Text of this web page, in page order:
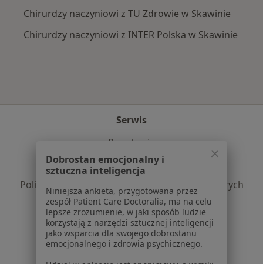
Chirurdzy naczyniowi z TU Zdrowie w Skawinie
Chirurdzy naczyniowi z INTER Polska w Skawinie
Serwis
Regulamin
Polityka prywatności pacjentów
Polityka prywatności profesjonalistów
Polityka prywatności dla profesjonalistów, których
dane pozyskaliśmy samodzielnie
Polityka cookies
Jak działają wyniki wyszukiwania
Dostępność
Dobrostan emocjonalny i
sztuczna inteligencja
Niniejsza ankieta, przygotowana przez
zespół Patient Care Doctoralia, ma na celu
lepsze zrozumienie, w jaki sposób ludzie
korzystają z narzędzi sztucznej inteligencji
jako wsparcia dla swojego dobrostanu
emocjonalnego i zdrowia psychicznego.